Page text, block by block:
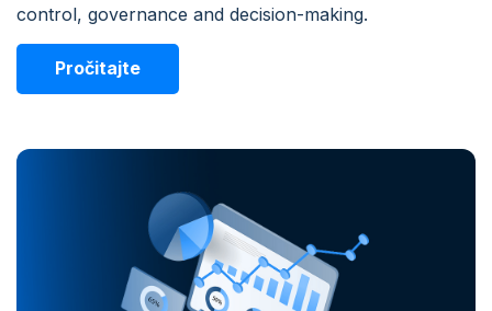
control, governance and decision-making.
Pročitajte